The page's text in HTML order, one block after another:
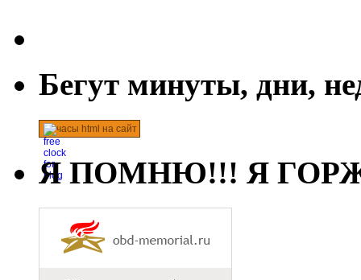
Бегут минуты, дни,
часы html на сайт
Я ПОМНЮ!!! Я